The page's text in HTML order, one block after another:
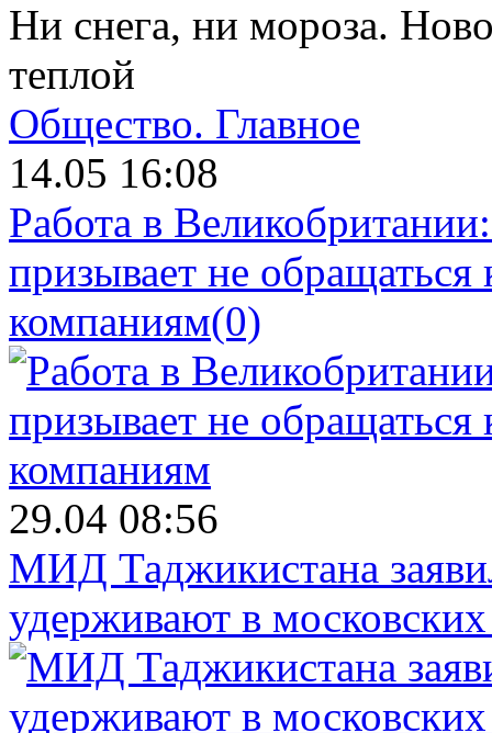
Ни снега, ни мороза.
теплой
Общество. Главное
14.05 16:08
Работа в
призывает не
компаниям(0)
29.04 08:56
МИД Таджикистана
удерживают в